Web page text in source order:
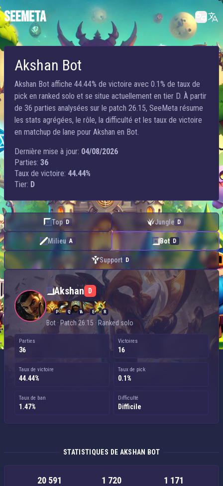
SEEMETA
Akshan Bot
Akshan Bot affiche 44.44% de victoire avec 0.1% de taux de
pick en ranked solo et se situe actuellement en tier D. À partir
de 36 parties analysées sur le patch 26.15, SeeMeta résume
les stats agrégées, le rôle, la difficulté et les taux de victoire
en matchup de lane pour Akshan en Bot.
Dernière mise à jour: 04/08/2026
Parties: 36
Taux de victoire: 44.44%
Tier: D
Top D Jungle D
Milieu A Bot D
Support D
Akshan — Bot
Akshan D
P Q W E R
Bot · Patch 26.15 · Ranked solo
Parties
36
Victoires
16
Taux de victoire
44.44%
Taux de pick
0.1%
Taux de ban
1.47%
Difficulté
Difficile
STATISTIQUES DE AKSHAN BOT
20 591 1 720 1 171